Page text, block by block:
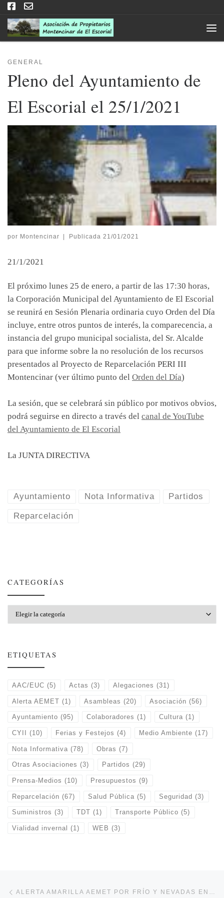
GENERAL
Pleno del Ayuntamiento de
El Escorial el 25/1/2021
por Montencinar Publicada 21/01/2021
21/1/2021
El próximo lunes 25 de enero, a partir de las 17:30 horas,
la Corporación Municipal del Ayuntamiento de El Escorial
se reunirá en Sesión Plenaria ordinaria cuyo Orden del Día
incluye, entre otros puntos de interés, la comparecencia, a
instancia del grupo municipal socialista, del Sr. Alcalde
para que informe sobre la no resolución de los recursos
presentados al Proyecto de Reparcelación PERI III
Montencinar (ver último punto del Orden del Día)
La sesión, que se celebrará sin público por motivos obvios,
podrá seguirse en directo a través del canal de YouTube
del Ayuntamiento de El Escorial
La JUNTA DIRECTIVA
Ayuntamiento Nota Informativa Partidos
Reparcelación
CATEGORÍAS
ETIQUETAS
AAC/EUC (5) Actas (3) Alegaciones (31)
Alerta AEMET (1) Asambleas (20) Asociación (56)
Ayuntamiento (95) Colaboradores (1) Cultura (1)
CYII (10) Ferias y Festejos (4) Medio Ambiente (17)
Nota Informativa (78) Obras (7)
Otras Asociaciones (3) Partidos (29)
Prensa-Medios (10) Presupuestos (9)
Reparcelación (67) Salud Pública (5) Seguridad (3)
Suministros (3) TDT (1) Transporte Público (5)
Vialidad invernal (1) WEB (3)
Navegación de entradas